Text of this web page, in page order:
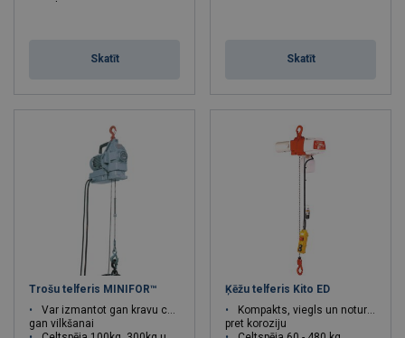
Skatīt Skatīt
Trošu telferis MINIFOR™
Var izmantot gan kravu celšanai,
gan vilkšanai
Ķēžu telferis Kito ED
Kompakts, viegls un noturīgs
pret koroziju